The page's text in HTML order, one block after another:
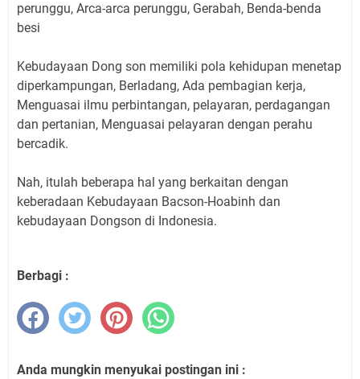
perunggu, Arca-arca perunggu, Gerabah, Benda-benda
besi
Kebudayaan Dong son memiliki pola kehidupan menetap
diperkampungan, Berladang, Ada pembagian kerja,
Menguasai ilmu perbintangan, pelayaran, perdagangan
dan pertanian, Menguasai pelayaran dengan perahu
bercadik.
Nah, itulah beberapa hal yang berkaitan dengan
keberadaan Kebudayaan Bacson-Hoabinh dan
kebudayaan Dongson di Indonesia.
Berbagi :
Anda mungkin menyukai postingan ini :